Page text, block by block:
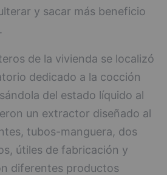
y sacar más beneficio
de la vivienda se localizó
dedicado a la cocción
del estado líquido al
un extractor diseñado al
tubos-manguera, dos
útiles de fabricación y
diferentes productos